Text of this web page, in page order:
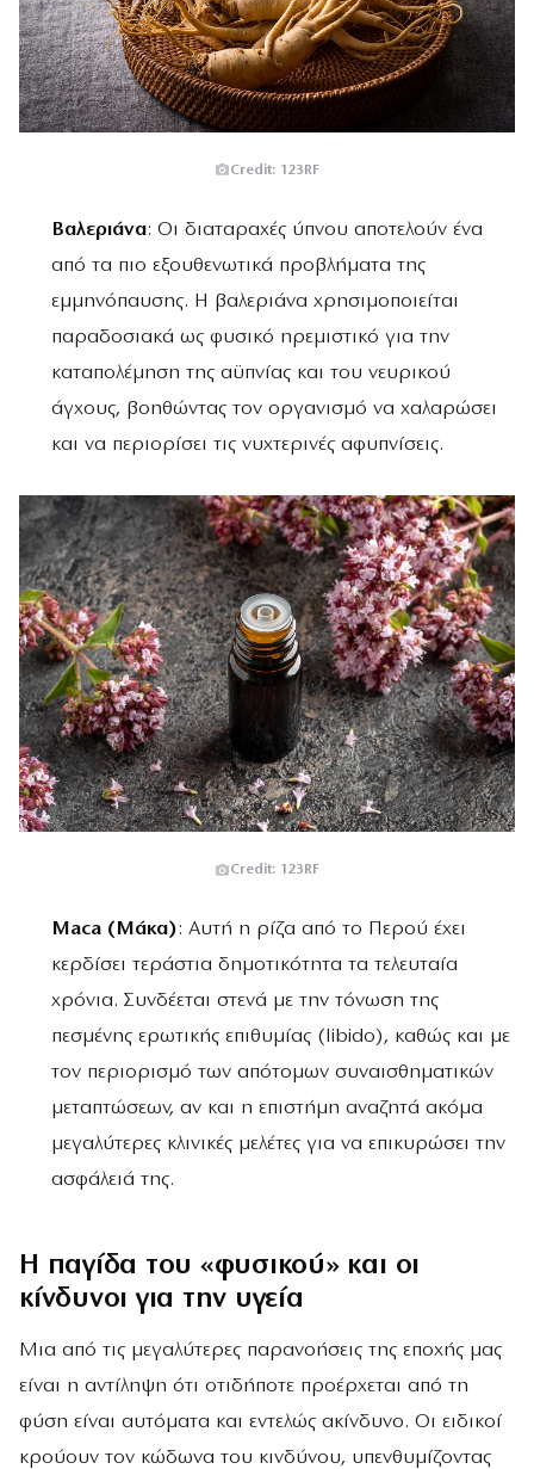
Credit: 123RF
Βαλεριάνα: Οι διαταραχές ύπνου αποτελούν ένα
από τα πιο εξουθενωτικά προβλήματα της
εμμηνόπαυσης. Η βαλεριάνα χρησιμοποιείται
παραδοσιακά ως φυσικό ηρεμιστικό για την
καταπολέμηση της αϋπνίας και του νευρικού
άγχους, βοηθώντας τον οργανισμό να χαλαρώσει
και να περιορίσει τις νυχτερινές αφυπνίσεις.
Credit: 123RF
Maca (Μάκα): Αυτή η ρίζα από το Περού έχει
κερδίσει τεράστια δημοτικότητα τα τελευταία
χρόνια. Συνδέεται στενά με την τόνωση της
πεσμένης ερωτικής επιθυμίας (libido), καθώς και με
τον περιορισμό των απότομων συναισθηματικών
μεταπτώσεων, αν και η επιστήμη αναζητά ακόμα
μεγαλύτερες κλινικές μελέτες για να επικυρώσει την
ασφάλειά της.
Η παγίδα του «φυσικού» και οι
κίνδυνοι για την υγεία
Μια από τις μεγαλύτερες παρανοήσεις της εποχής μας
είναι η αντίληψη ότι οτιδήποτε προέρχεται από τη
φύση είναι αυτόματα και εντελώς ακίνδυνο. Οι ειδικοί
κρούουν τον κώδωνα του κινδύνου, υπενθυμίζοντας